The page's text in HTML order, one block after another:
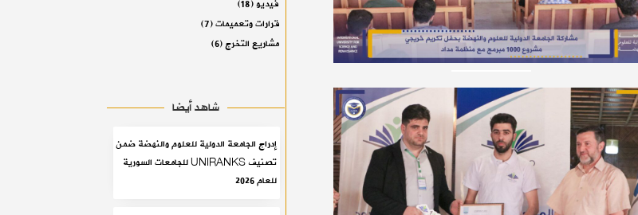
فيديو(18)
قرارات وتعميمات(7)
مشاريع التخرج(6)
شاهد أيضا
إدراج الجامعة الدولية للعلوم والنهضة ضمن
تصنيف UNIRANKS للجامعات السورية
للعام 2026